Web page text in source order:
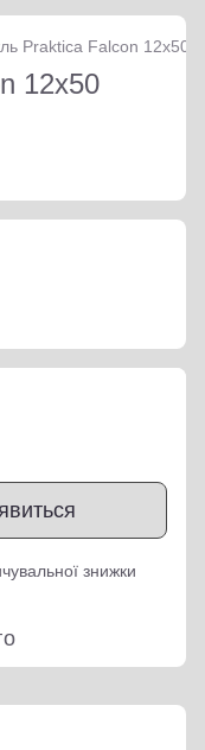
Praktica Falcon 12x50
12x50
знижки